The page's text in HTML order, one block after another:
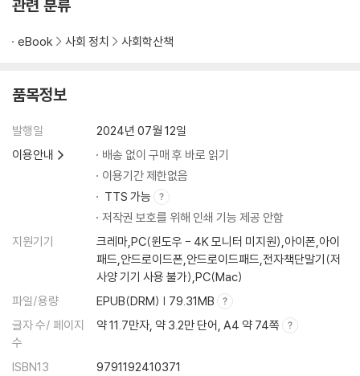
5 여성 노동을 생각하다
[궁금해요] 노동권
제3부 차별과 혐오
1 장애 혐오 표현에 담긴 차별적 인식
[궁금해요] 장애인을 비하하는 표현과 올바른 표현 | 차별의 예외 | 장애인
2 혐오와 차별 그리고 난민
[궁금해요] 시리아 내전 | 홀로코스트 | 제국주의
3 예수님도 난민이었습니다
4 차별이 사라지는 시간
[궁금해요] 흑인 저항 운동 주요 사건 | 인종차별
5 다름이 서로 인사하고 마주하는 세상
[궁금해요] 로힝야족 학살 | 관동 대학살 | 평양 화교 학살 | 성소수자 | 소
관련 분류
eBook 사회 정치 사회학산책
품목정보
발행일
2024년 07월 12일
이용안내
배송 없이 구매 후 바로 읽기
이용기간 제한없음
TTS 가능
저작권 보호를 위해 인쇄 기능 제공 안함
지원기기
크레마,PC(윈도우 - 4K 모니터 미지원),아이폰,아이
패드,안드로이드폰,안드로이드패드,전자책단말기(저
사양 기기 사용 불가),PC(Mac)
파일/용량
EPUB(DRM) | 79.31MB
글자 수/ 페이지
수
약 11.7만자, 약 3.2만 단어, A4 약 74쪽
ISBN13 9791192410371